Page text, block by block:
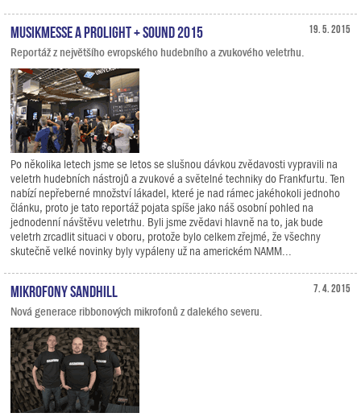
19. 5. 2015
Musikmesse a Prolight + Sound 2015
Reportáž z největšího evropského hudebního a zvukového veletrhu.
Po několika letech jsme se letos se slušnou dávkou zvědavosti vypravili na
veletrh hudebních nástrojů a zvukové a světelné techniky do Frankfurtu. Ten
nabízí nepřeberné množství lákadel, které je nad rámec jakéhokoli jednoho
článku, proto je tato reportáž pojata spíše jako náš osobní pohled na
jednodenní návštěvu veletrhu. Byli jsme zvědavi hlavně na to, jak bude
veletrh zrcadlit situaci v oboru, protože bylo celkem zřejmé, že všechny
skutečně velké novinky byly vypáleny už na americkém NAMM...
7. 4. 2015
Mikrofony Sandhill
Nová generace ribbonových mikrofonů z dalekého severu.